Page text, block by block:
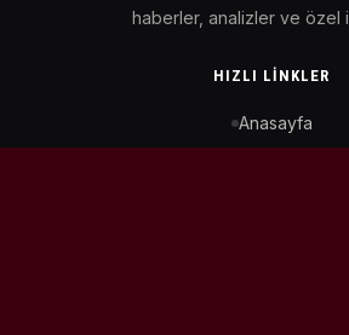
haberler, analizler ve özel
HIZLI LINKLER
Anasayfa